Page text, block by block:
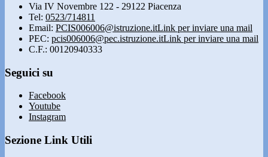
Via IV Novembre 122 - 29122 Piacenza
Tel: 0523/714811
Email: PCIS006006@istruzione.itLink per inviare una mail
PEC: pcis006006@pec.istruzione.itLink per inviare una mail
C.F.: 00120940333
Seguici su
Facebook
Youtube
Instagram
Sezione Link Utili